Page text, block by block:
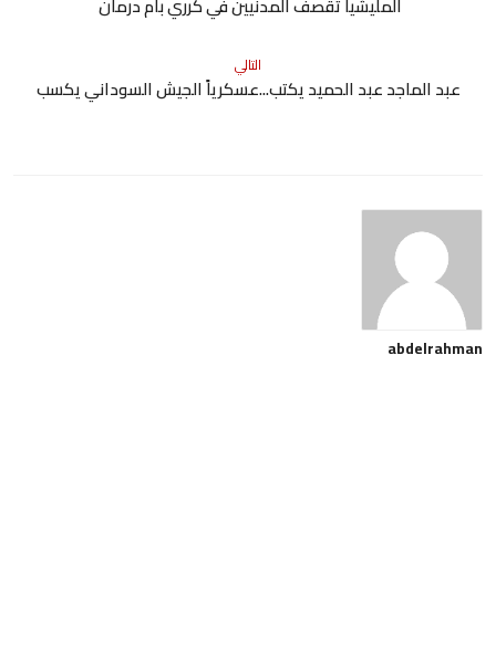
التالي
عبد الماجد عبد الحميد يكتب...عسكرياً الجيش السوداني يكسب
abdelrahman